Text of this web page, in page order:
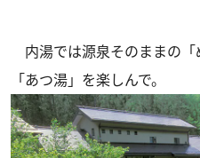
内湯では源泉そのままの「
「あつ湯」を楽しんで。